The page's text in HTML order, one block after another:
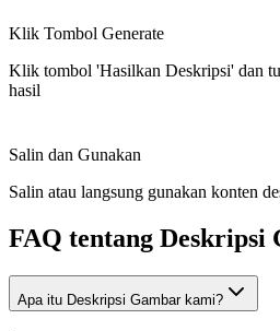
Klik Tombol Generate
Klik tombol 'Hasilkan Deskripsi' dan
hasil
Salin dan Gunakan
Salin atau langsung gunakan konten
FAQ tentang Deskripsi
Apa itu Deskripsi Gambar kami?